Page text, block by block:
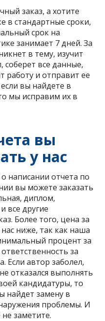
заказ, а хотите
в стандартные сроки,
срок на
занимает 7 дней. За
в тему, изучит
все данные,
работу и отправит ее
вы найдете в
мы исправим их в
вы
у нас
написании отчета по
вы можете заказать
диплом,
все другие
Более того, цена за
ниже, так как наша
процент за
за
Если автор заболел,
отказался выполнять
кандидатуры, то
найдет замену в
проблемы. И
заметите.